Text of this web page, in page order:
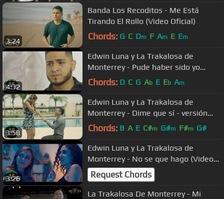
3:24
Banda Los Recoditos - Me Está
Tirando El Rollo (Video Oficial)
Chords: G C Dm F Am E Em
4:32
Edwin Luna y La Trakalosa de
Monterrey - Pude haber sido yo
(Video Oficial)
Chords: D C G Ab E Eb Am
3:58
Edwin Luna y La Trakalosa de
Monterrey - Dime que sí - versión
banda (Video Oficial)
Chords: B A E C#m G#m F#m G#
3:26
Edwin Luna y La Trakalosa de
Monterrey - No se que hago (Video
Oficial)
Request Chords
La Trakalosa De Monterrey - Mi